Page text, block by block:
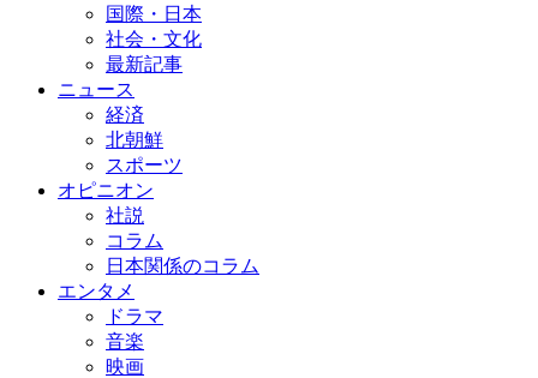
国際・日本
社会・文化
最新記事
ニュース
経済
北朝鮮
スポーツ
オピニオン
社説
コラム
日本関係のコラム
エンタメ
ドラマ
音楽
映画